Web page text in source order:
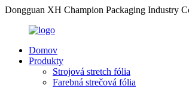
Dongguan XH Champion Packaging Industry
Domov
Produkty
Strojová stretch fólia
Farebná strečová fólia